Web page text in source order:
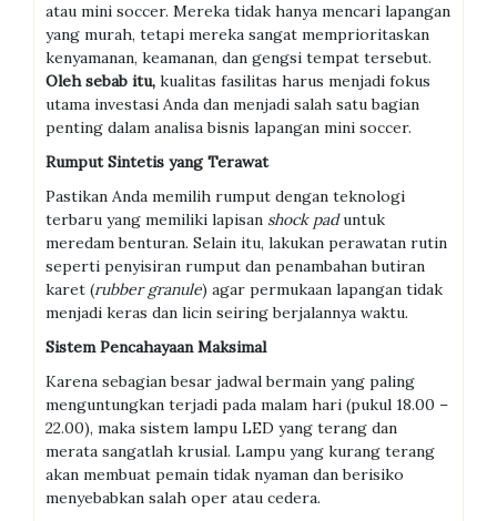
atau mini soccer. Mereka tidak hanya mencari lapangan
yang murah, tetapi mereka sangat memprioritaskan
kenyamanan, keamanan, dan gengsi tempat tersebut.
Oleh sebab itu, kualitas fasilitas harus menjadi fokus
utama investasi Anda dan menjadi salah satu bagian
penting dalam analisa bisnis lapangan mini soccer.
Rumput Sintetis yang Terawat
Pastikan Anda memilih rumput dengan teknologi
terbaru yang memiliki lapisan shock paduntuk
meredam benturan. Selain itu, lakukan perawatan rutin
seperti penyisiran rumput dan penambahan butiran
karet (rubber granule) agar permukaan lapangan tidak
menjadi keras dan licin seiring berjalannya waktu.
Sistem Pencahayaan Maksimal
Karena sebagian besar jadwal bermain yang paling
menguntungkan terjadi pada malam hari (pukul 18.00 –
22.00), maka sistem lampu LED yang terang dan
merata sangatlah krusial. Lampu yang kurang terang
akan membuat pemain tidak nyaman dan berisiko
menyebabkan salah oper atau cedera.